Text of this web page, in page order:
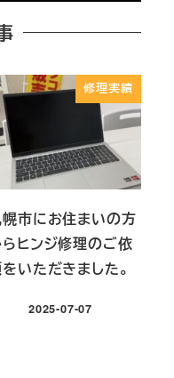
修理実績
市にお住まいの方
ヒンジ修理のご依
いただきました。
投稿日
2025-07-07